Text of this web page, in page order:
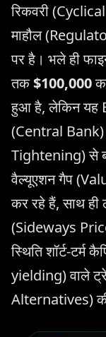
रिकवरी
माहौल
पर है। भले ही
तक$100,000
हुआ है, लेकिन यह
(Central Bank)
Tightening) से
वैल्यूएशन गैप
कर रहे हैं, साथ
(Sideways
स्थिति शॉर्ट-
yielding) वाले
Alternatives)